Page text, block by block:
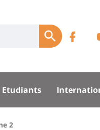
Soumettre
sociaux
Etudiants
2